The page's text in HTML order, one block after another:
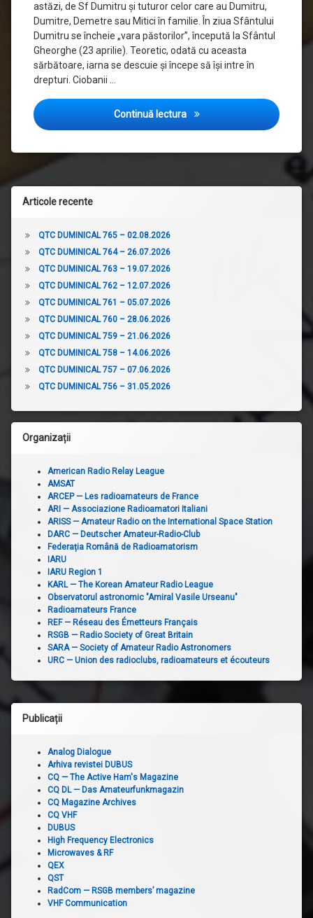
astăzi, de Sf Dumitru și tuturor celor care au Dumitru,
Dumitre, Demetre sau Mitici în familie. În ziua Sfântului
Dumitru se încheie „vara păstorilor”, începută la Sfântul
Gheorghe (23 aprilie). Teoretic, odată cu aceasta
sărbătoare, iarna se descuie și începe să își intre în
drepturi. Ciobanii …
Continuă lectura Revista Presei — QTC151,
Articole recente
QTC DUMINICAL 765 – 02.08.2026
QTC DUMINICAL 764 – 26.07.2026
QTC DUMINICAL 763 – 19.07.2026
QTC DUMINICAL 762 – 12.07.2026
QTC DUMINICAL 761 – 05.07.2026
QTC DUMINICAL 760 – 28.06.2026
QTC DUMINICAL 759 – 21.06.2026
QTC DUMINICAL 758 – 14.06.2026
QTC DUMINICAL 757 – 07.06.2026
QTC DUMINICAL 756 – 31.05.2026
Organizații
American Radio Relay League
AMSAT
ARCEP — Les radioamateurs de France
ARI — Associazione Radioamatori Italiani
ARISS — Amateur Radio on the International Space Station
DARC — Deutscher Amateur-Radio-Club
Federația Română de Radioamatorism
IARU
IARU Region 1
KARL — The Korean Amateur Radio League
Observatorul astronomic "Amiral Vasile Urseanu"
Radioamateurs France
REF — Réseau des Émetteurs Français
RSGB — Radio Society of Great Britain
SARA — Society of Amateur Radio Astronomers
URC — Union des radioclubs, radioamateurs et écouteurs
Publicații
Analog Dialogue
Arhiva revistei DUBUS
CQ — The Active Ham's Magazine
CQ DL — Das Amateurfunkmagazin
CQ Magazine Archives
CQ VHF
DUBUS
High Frequency Electronics
Microwaves & RF
QEX
QST
RadCom — RSGB members’ magazine
VHF Communication